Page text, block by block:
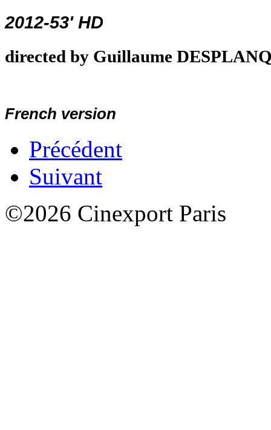
2012-53' HD
directed by Guillaume
French version
Précédent
Suivant
©2026 Cinexport Paris